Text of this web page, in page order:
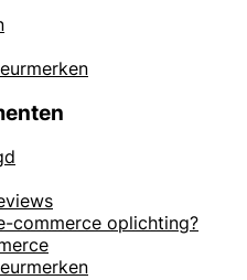
commerce oplichting?